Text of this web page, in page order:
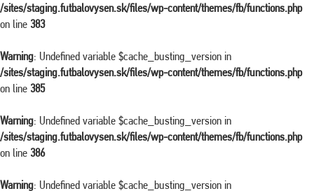
/sites/staging.futbalovysen.sk/files/wp-content/themes/fb/functions.php
on line 383
Warning: Undefined variable $cache_busting_version in
/sites/staging.futbalovysen.sk/files/wp-content/themes/fb/functions.php
on line 385
Warning: Undefined variable $cache_busting_version in
/sites/staging.futbalovysen.sk/files/wp-content/themes/fb/functions.php
on line 386
Warning: Undefined variable $cache_busting_version in